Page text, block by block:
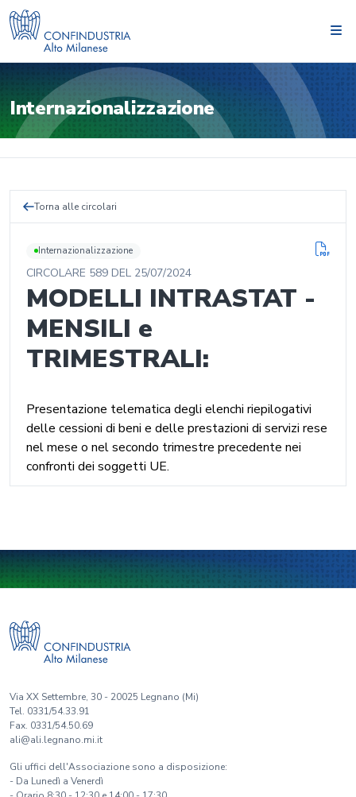
Internazionalizzazione
Torna alle circolari
Internazionalizzazione
CIRCOLARE 589 DEL 25/07/2024
MODELLI INTRASTAT -
MENSILI e
TRIMESTRALI:
Presentazione telematica degli elenchi riepilogativi
delle cessioni di beni e delle prestazioni di servizi rese
nel mese o nel secondo trimestre precedente nei
confronti dei soggetti UE.
Via XX Settembre, 30 - 20025 Legnano (Mi)
Tel. 0331/54.33.91
Fax. 0331/54.50.69
ali@ali.legnano.mi.it
Gli uffici dell'Associazione sono a disposizione:
- Da Lunedì a Venerdì